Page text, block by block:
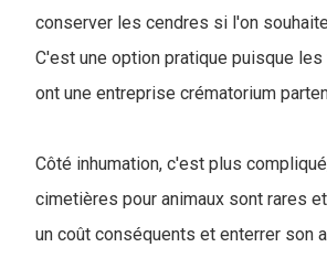
conserver les cendres si l'on
C'est une option pratique puisque
ont une entreprise crématorium
Côté inhumation, c'est plus
cimetières pour animaux sont rares
un coût conséquents et enterrer son